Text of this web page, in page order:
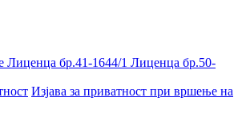
Лиценца бр.41-1644/1 Лиценца бр.50-
Изјава за приватност при вршење на